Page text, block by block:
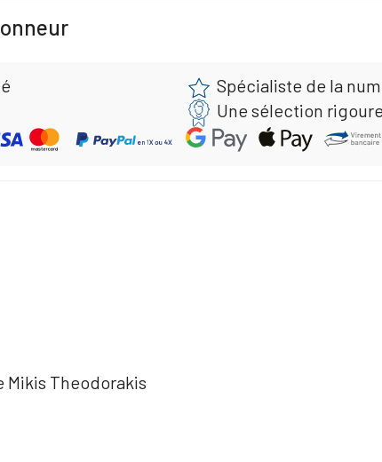
Spécialiste de la
Une sélection
Mikis Theodorakis